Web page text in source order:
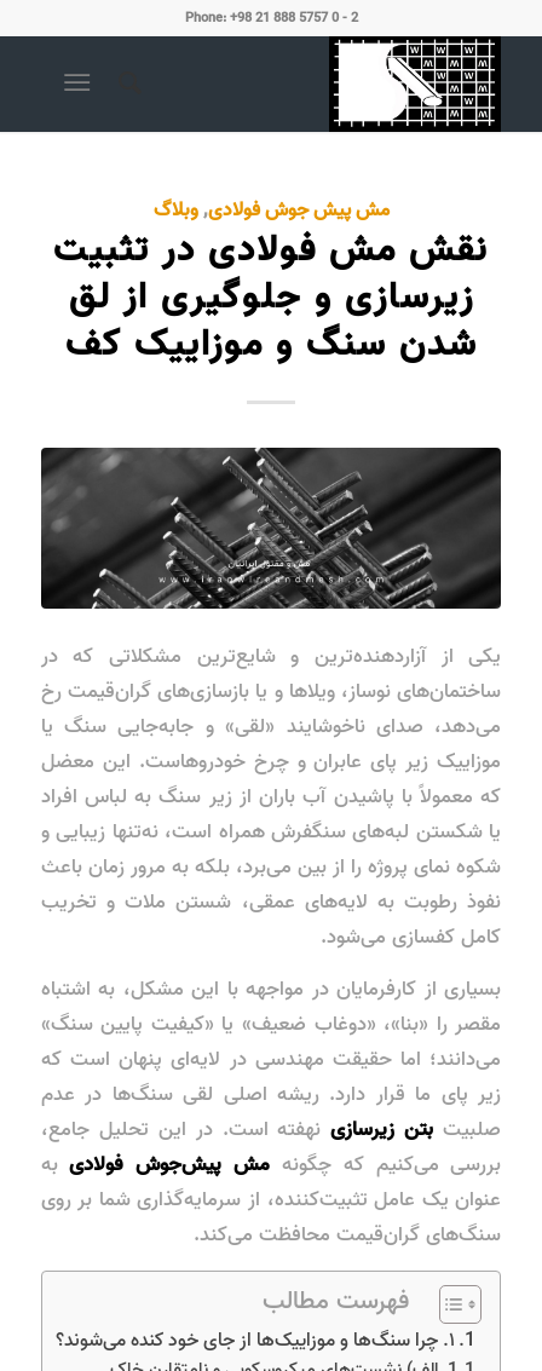
Phone: +98 21 888 5757 0 - 2
مش پیش جوش فولادی,وبلاگ
نقش مش فولادی در تثبیت
زیرسازی و جلوگیری از لق
شدن سنگ و موزاییک کف
یکی از آزاردهنده‌ترین و شایع‌ترین مشکلاتی که در
ساختمان‌های نوساز، ویلاها و یا بازسازی‌های گران‌قیمت رخ
می‌دهد، صدای ناخوشایند «لقی» و جابه‌جایی سنگ یا
موزاییک زیر پای عابران و چرخ خودروهاست. این معضل
که معمولاً با پاشیدن آب باران از زیر سنگ به لباس افراد
یا شکستن لبه‌های سنگفرش همراه است، نه‌تنها زیبایی و
شکوه نمای پروژه را از بین می‌برد، بلکه به مرور زمان باعث
نفوذ رطوبت به لایه‌های عمقی، شستن ملات و تخریب
کامل کفسازی می‌شود.
بسیاری از کارفرمایان در مواجهه با این مشکل، به اشتباه
مقصر را «بنا»، «دوغاب ضعیف» یا «کیفیت پایین سنگ»
می‌دانند؛ اما حقیقت مهندسی در لایه‌ای پنهان است که
زیر پای ما قرار دارد. ریشه اصلی لقی سنگ‌ها در عدم
صلبیت بتن زیرسازینهفته است. در این تحلیل جامع،
بررسی می‌کنیم که چگونه مش پیش‌جوش فولادیبه
عنوان یک عامل تثبیت‌کننده، از سرمایه‌گذاری شما بر روی
سنگ‌های گران‌قیمت محافظت می‌کند.
فهرست مطالب
۱. چرا سنگ‌ها و موزاییک‌ها از جای خود کنده می‌شوند؟